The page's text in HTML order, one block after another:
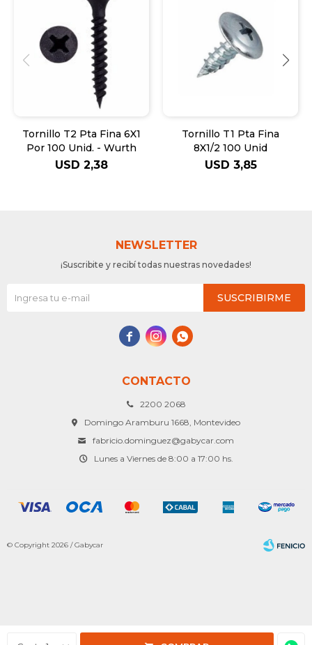
Tornillo T2 Pta Fina 6X1
Por 100 Unid. - Wurth
USD 2,38
Tornillo T1 Pta Fina
8X1/2 100 Unid
USD 3,85
CONTACTO
2200 2068
Domingo Aramburu 1668, Montevideo
fabricio.dominguez@gabycar.com
Lunes a Viernes de 8:00 a 17:00 hs.
NEWSLETTER
¡Suscribite y recibí todas nuestras novedades!
SUSCRIBIRME
  
© Copyright 2026 / Gabycar
Fenicio